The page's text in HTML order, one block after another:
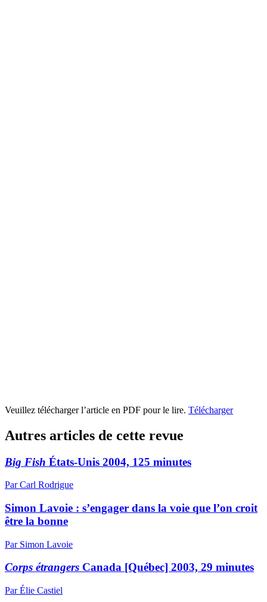
Veuillez télécharger l’article en PDF pour le lire. Télécharger
Autres articles de cette revue
Big Fish États-Unis 2004, 125 minutes
Par Carl Rodrigue
Simon Lavoie : s’engager dans la voie que l’on croit
être la bonne
Par Simon Lavoie
Corps étrangers Canada [Québec] 2003, 29 minutes
Par Élie Castiel